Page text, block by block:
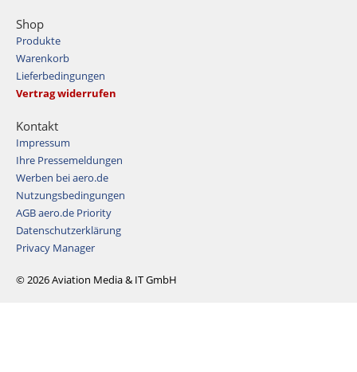
Shop
Produkte
Warenkorb
Lieferbedingungen
Vertrag widerrufen
Kontakt
Impressum
Ihre Pressemeldungen
Werben bei aero.de
Nutzungsbedingungen
AGB aero.de Priority
Datenschutzerklärung
Privacy Manager
© 2026 Aviation Media & IT GmbH